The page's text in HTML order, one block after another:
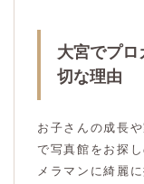
大宮でプロ
切な理由
お子さんの成長
で写真館をお探
メラマンに綺麗